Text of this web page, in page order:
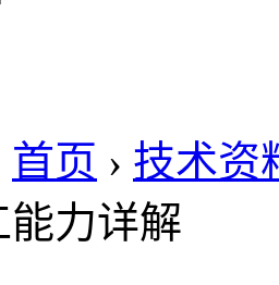
首页 › 技术资
力详解